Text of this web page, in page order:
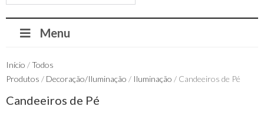
Menu
Início /Todos
Produtos / Decoração/Iluminação / Iluminação / Candeeiros de Pé
Candeeiros de Pé